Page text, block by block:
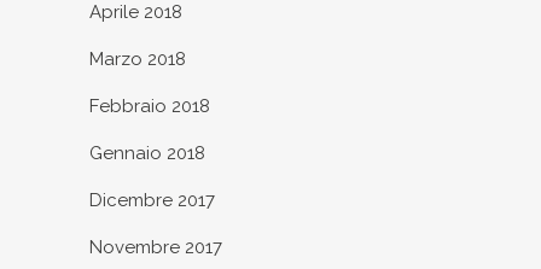
Aprile 2018
Marzo 2018
Febbraio 2018
Gennaio 2018
Dicembre 2017
Novembre 2017